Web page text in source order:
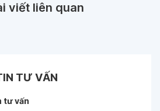
viết liên quan
TƯ VẤN
tư vấn